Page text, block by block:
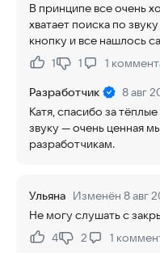
В принципе все очень
хватает поиска по
кнопку и все нашлось
Нравится:
1Не нравится:
1 1
Разработчик
8 авг
Катя, спасибо за
звуку — очень ценная
разработчикам.
Ульяна Изменён 8 авг
Не могу слушать с
Нравится:
4Не нравится:
2 1